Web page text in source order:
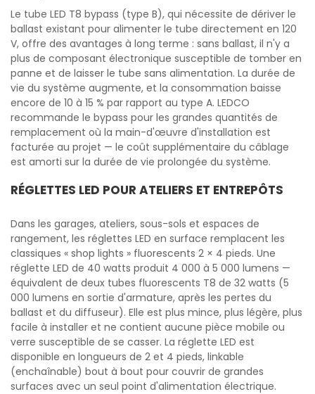
Le tube LED T8 bypass (type B), qui nécessite de dériver le
ballast existant pour alimenter le tube directement en 120
V, offre des avantages à long terme : sans ballast, il n'y a
plus de composant électronique susceptible de tomber en
panne et de laisser le tube sans alimentation. La durée de
vie du système augmente, et la consommation baisse
encore de 10 à 15 % par rapport au type A. LEDCO
recommande le bypass pour les grandes quantités de
remplacement où la main-d'œuvre d'installation est
facturée au projet — le coût supplémentaire du câblage
est amorti sur la durée de vie prolongée du système.
RÉGLETTES LED POUR ATELIERS ET ENTREPÔTS
Dans les garages, ateliers, sous-sols et espaces de
rangement, les réglettes LED en surface remplacent les
classiques « shop lights » fluorescents 2 × 4 pieds. Une
réglette LED de 40 watts produit 4 000 à 5 000 lumens —
équivalent de deux tubes fluorescents T8 de 32 watts (5
000 lumens en sortie d'armature, après les pertes du
ballast et du diffuseur). Elle est plus mince, plus légère, plus
facile à installer et ne contient aucune pièce mobile ou
verre susceptible de se casser. La réglette LED est
disponible en longueurs de 2 et 4 pieds, linkable
(enchaînable) bout à bout pour couvrir de grandes
surfaces avec un seul point d'alimentation électrique.